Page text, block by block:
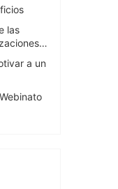
las
a un